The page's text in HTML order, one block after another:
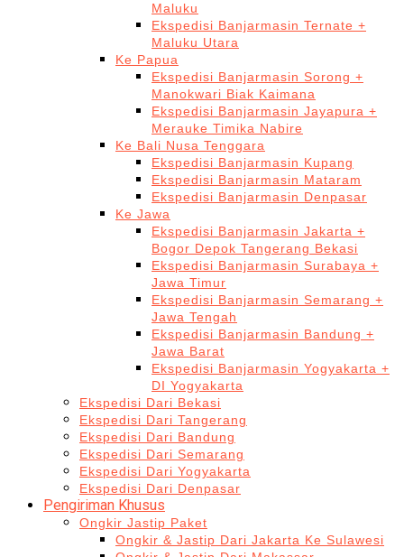
Maluku
Ekspedisi Banjarmasin Ternate +
Maluku Utara
Ke Papua
Ekspedisi Banjarmasin Sorong +
Manokwari Biak Kaimana
Ekspedisi Banjarmasin Jayapura +
Merauke Timika Nabire
Ke Bali Nusa Tenggara
Ekspedisi Banjarmasin Kupang
Ekspedisi Banjarmasin Mataram
Ekspedisi Banjarmasin Denpasar
Ke Jawa
Ekspedisi Banjarmasin Jakarta +
Bogor Depok Tangerang Bekasi
Ekspedisi Banjarmasin Surabaya +
Jawa Timur
Ekspedisi Banjarmasin Semarang +
Jawa Tengah
Ekspedisi Banjarmasin Bandung +
Jawa Barat
Ekspedisi Banjarmasin Yogyakarta +
DI Yogyakarta
Ekspedisi Dari Bekasi
Ekspedisi Dari Tangerang
Ekspedisi Dari Bandung
Ekspedisi Dari Semarang
Ekspedisi Dari Yogyakarta
Ekspedisi Dari Denpasar
Pengiriman Khusus
Ongkir Jastip Paket
Ongkir & Jastip Dari Jakarta Ke Sulawesi